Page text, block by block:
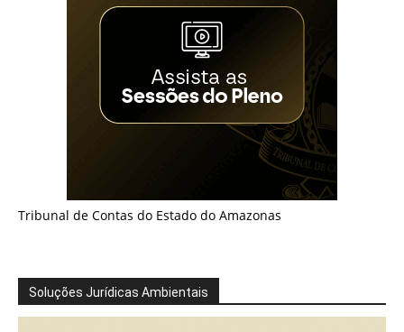
Tribunal de Contas do Estado do Amazonas
Soluções Jurídicas Ambientais